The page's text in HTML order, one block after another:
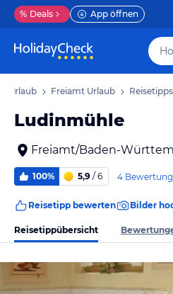
% Deals App öffnen
Urlaub Freiamt Urlaub
Ludinmühle
Freiamt/Baden-
100% 5,9 / 6 4
Reisetipp bewerten Bilder
Reisetippübersicht